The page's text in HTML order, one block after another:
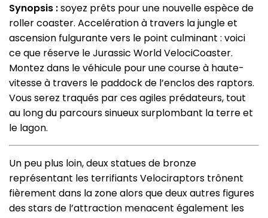
Synopsis :soyez prêts pour une nouvelle espèce de
roller coaster. Accelération à travers la jungle et
ascension fulgurante vers le point culminant : voici
ce que réserve le Jurassic World VelociCoaster.
Montez dans le véhicule pour une course à haute-
vitesse à travers le paddock de l’enclos des raptors.
Vous serez traqués par ces agiles prédateurs, tout
au long du parcours sinueux surplombant la terre et
le lagon.
Un peu plus loin, deux statues de bronze
représentant les terrifiants Velociraptors trônent
fièrement dans la zone alors que deux autres figures
des stars de l’attraction menacent également les